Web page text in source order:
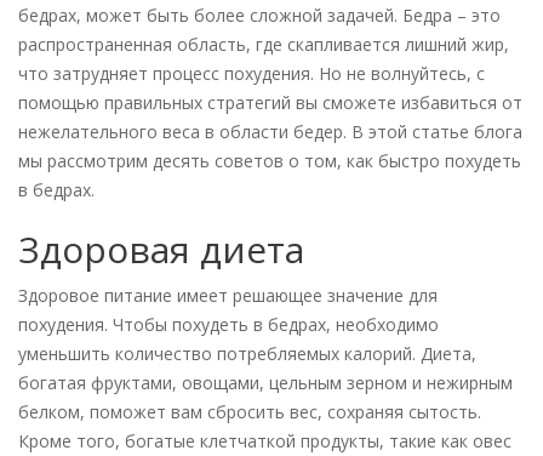
бедрах, может быть более сложной задачей. Бедра – это
распространенная область, где скапливается лишний жир,
что затрудняет процесс похудения. Но не волнуйтесь, с
помощью правильных стратегий вы сможете избавиться от
нежелательного веса в области бедер. В этой статье блога
мы рассмотрим десять советов о том, как быстро похудеть
в бедрах.
Здоровая диета
Здоровое питание имеет решающее значение для
похудения. Чтобы похудеть в бедрах, необходимо
уменьшить количество потребляемых калорий. Диета,
богатая фруктами, овощами, цельным зерном и нежирным
белком, поможет вам сбросить вес, сохраняя сытость.
Кроме того, богатые клетчаткой продукты, такие как овес